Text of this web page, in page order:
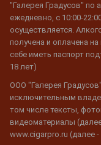
"Галерея Градусов" по
ежедневно, с 10:00-
осуществляется.
получена и оплачена
себе иметь паспорт
18 лет)
ООО "Галерея
исключительным
том числе тексты,
видеоматериалы
www.cigarpro.ru (далее